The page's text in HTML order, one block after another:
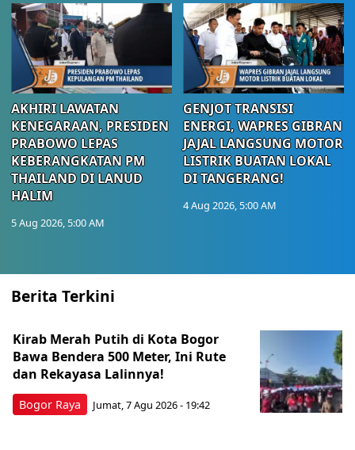
AKHIRI LAWATAN
KENEGARAAN, PRESIDEN
PRABOWO LEPAS
KEBERANGKATAN PM
THAILAND DI LANUD
HALIM
5 Aug 2026, 5:00 AM
GENJOT TRANSISI
ENERGI, WAPRES GIBRAN
JAJAL LANGSUNG MOTOR
LISTRIK BUATAN LOKAL
DI TANGERANG!
4 Aug 2026, 5:00 AM
Berita Terkini
Bogor Raya
Kirab Merah Putih di Kota Bogor
Bawa Bendera 500 Meter, Ini Rute
dan Rekayasa Lalinnya!
Jumat, 7 Agu 2026 - 19:42